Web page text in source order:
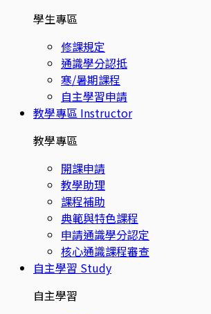
學生專區
修課規定
通識學分認抵
寒/暑期課程
自主學習申請
教學專區 Instructor
教學專區
開課申請
教學助理
課程補助
典範與特色課程
申請通識學分認定
核心通識課程審查
自主學習 Study
自主學習